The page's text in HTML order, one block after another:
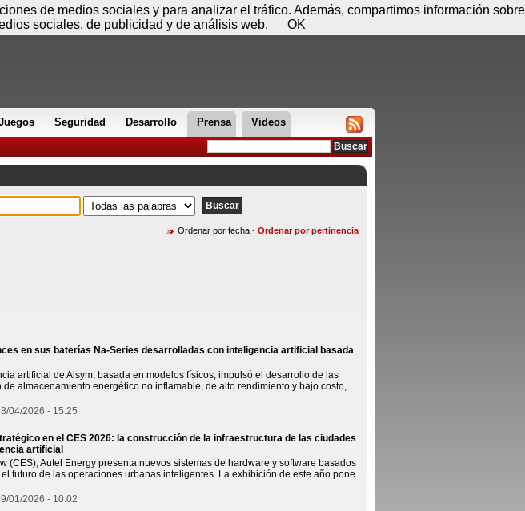
Seguridad Desarrollo Prensa Videos
Ordenar por fecha - Ordenar por pertinencia
en sus baterías Na-Series desarrolladas con inteligencia artificial basada
artificial de Alsym, basada en modelos físicos, impulsó el desarrollo de las
almacenamiento energético no inflamable, de alto rendimiento y bajo costo,
04/2026 - 15:25
en el CES 2026: la construcción de la infraestructura de las ciudades
artificial
(CES), Autel Energy presenta nuevos sistemas de hardware y software basados
futuro de las operaciones urbanas inteligentes. La exhibición de este año pone
01/2026 - 10:02
Sábado 08 de agosto - 11:11 Registrar Conectar
de medios sociales y para analizar el tráfico. Además, compartimos información sobre
sociales, de publicidad y de análisis web.
OK